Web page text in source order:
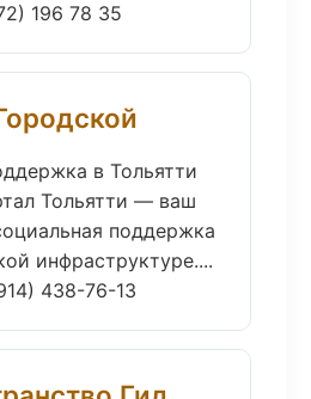
196 78 35
в Тольятти
Тольятти — ваш
поддержка
инфраструктуре....
438-76-13